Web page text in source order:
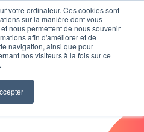
votre ordinateur. Ces cookies sont
sur la manière dont vous
nous permettent de nous souvenir
afin d'améliorer et de
navigation, ainsi que pour
nos visiteurs à la fois sur ce